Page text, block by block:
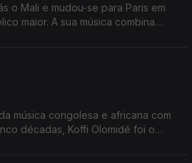
o Mali e mudou-se para Paris em
maior. A sua música combina
música congolesa e africana com
décadas, Koffi Olomidé foi o